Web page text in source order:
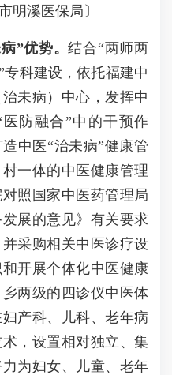
明溪医保局〕
”优势。结合“两师两
专科建设，依托福建中
未病）中心，发挥中
防融合”中的干预作
中医“治未病”健康管
一体的中医健康管理
照国家中医药管理局
发展的意见》有关要求
采购相关中医诊疗设
开展个体化中医健康
两级的四诊仪中医体
产科、儿科、老年病
，设置相对独立、集
为妇女、儿童、老年